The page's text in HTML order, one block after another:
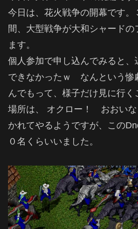
今日は、花火戦争の開幕です。
間、大型戦争が大和シャードの
ます。
個人参加で申し込んでみると、
できなかったｗ なんという惨
んでもって、様子だけ見に行く
場所は、 オクロー！ おおい
かれてやるようですが、この
０名くらいいました。